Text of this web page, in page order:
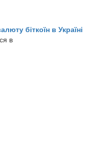
біткоїн в Україні
в